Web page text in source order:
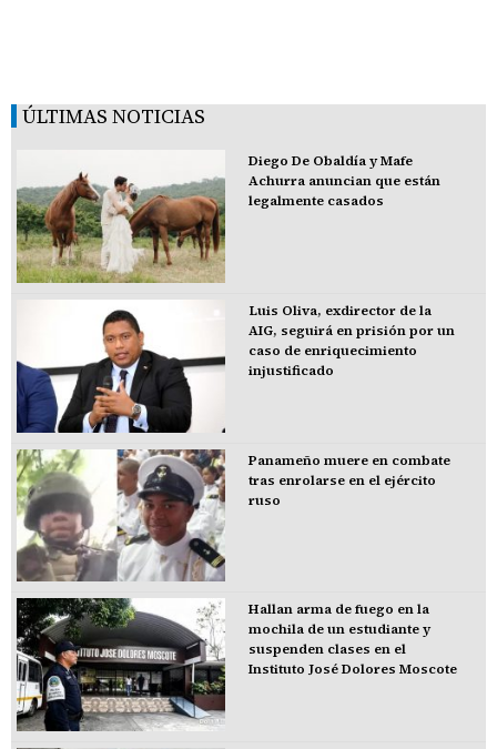
ÚLTIMAS NOTICIAS
Diego De Obaldía y Mafe
Achurra anuncian que están
legalmente casados
Luis Oliva, exdirector de la
AIG, seguirá en prisión por un
caso de enriquecimiento
injustificado
Panameño muere en combate
tras enrolarse en el ejército
ruso
Hallan arma de fuego en la
mochila de un estudiante y
suspenden clases en el
Instituto José Dolores Moscote